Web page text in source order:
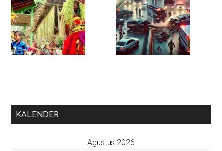
KALENDER
Agustus 2026